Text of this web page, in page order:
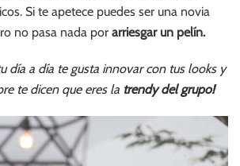
Si te apetece puedes ser una novia
no pasa nada por arriesgar un pelín.
día a día te gusta innovar con tus looks y
te dicen que eres la trendy del grupo!